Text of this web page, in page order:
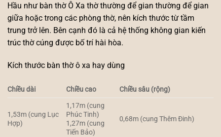
Hầu như bàn thờ Ô Xa thờ thường để gian thường để gian
giữa hoặc trong các phòng thờ, nên kích thước từ tầm
trung trở lên. Bên cạnh đó là cả hệ thống không gian kiến
trúc thờ cúng được bố trí hài hòa.
Kích thước bàn thờ ô xa hay dùng
Chiều dài Chiều cao Chiều sâu (rộng)
1,53m (cung Lục
Hợp)
1,17m (cung
Phúc Tinh)
1,27m (cung
Tiến Bảo)
0,68m (cung Thêm Đinh)